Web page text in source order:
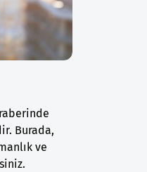
Burada,
ve